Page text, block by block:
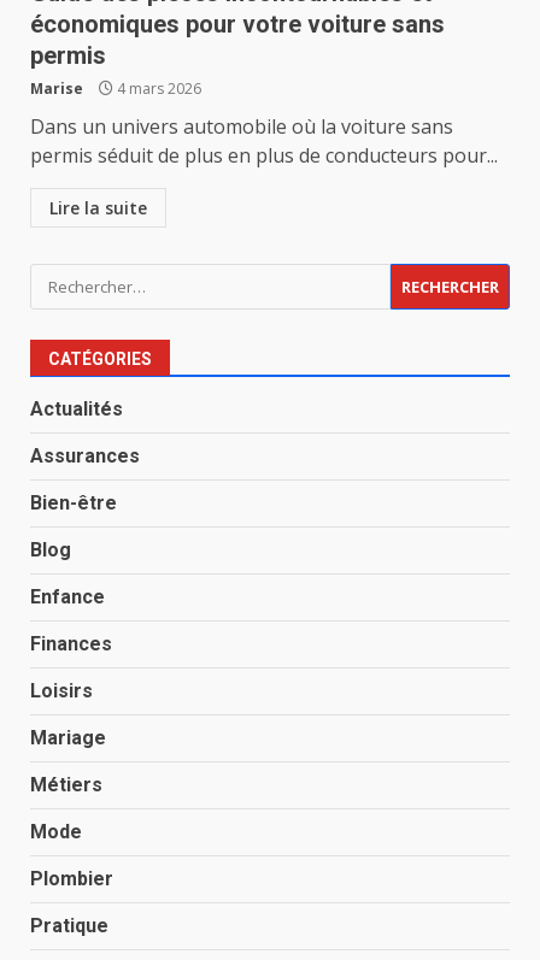
économiques pour votre voiture sans
permis
Marise 4 mars 2026
Dans un univers automobile où la voiture sans
permis séduit de plus en plus de conducteurs pour...
Lire la suite
Rechercher :
CATÉGORIES
Actualités
Assurances
Bien-être
Blog
Enfance
Finances
Loisirs
Mariage
Métiers
Mode
Plombier
Pratique